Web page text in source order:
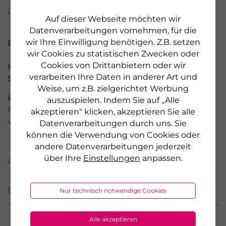
Auf dieser Webseite möchten wir
Datenverarbeitungen vornehmen, für die
wir Ihre Einwilligung benötigen. Z.B. setzen
wir Cookies zu statistischen Zwecken oder
Cookies von Drittanbietern oder wir
verarbeiten Ihre Daten in anderer Art und
Weise, um z.B. zielgerichtet Werbung
auszuspielen. Indem Sie auf „Alle
akzeptieren“ klicken, akzeptieren Sie alle
Datenverarbeitungen durch uns. Sie
können die Verwendung von Cookies oder
andere Datenverarbeitungen jederzeit
über Ihre Einstellungen anpassen.
Nur technisch notwendige Cookies
Alle akzeptieren
Glutenfrei – milchzuckerfrei - hefefrei
Eigenschaften des Produkts
Marke:
DR. GRANDEL HEALTH
Serie: Mineralstoffe & Spurenelemente
Hersteller:Made by DR. GRANDEL GmbH,
Pfladergasse 7 - 13, 86150 Augsburg, GERMANY,
www.grandel.de
ANWENDUNG
BEWERTUNGEN